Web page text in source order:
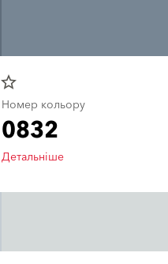
star_border
Номер кольору
0832
Детальніше